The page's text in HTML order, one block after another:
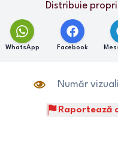
Distribuie
WhatsApp Facebook
Număr
Raportează